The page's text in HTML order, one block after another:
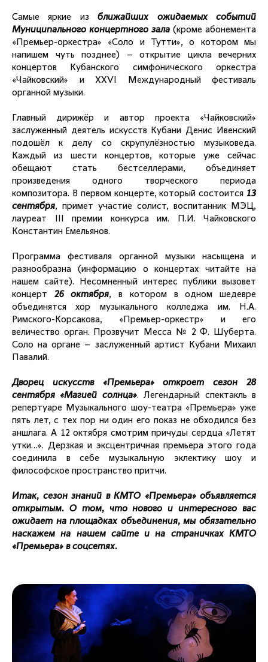
Самые яркие изближайших ожидаемых событий
Муниципального концертного зала (кроме абонемента
«Премьер-оркестра» «Соло и Тутти», о котором мы
напишем чуть позднее) – открытие цикла вечерних
концертов Кубанского симфонического оркестра
«Чайковский» и XXVI Международный фестиваль
органной музыки.
Главный дирижёр и автор проекта «Чайковский»
заслуженный деятель искусств Кубани Денис Ивенский
подошёл к делу со скрупулёзностью музыковеда.
Каждый из шести концертов, которые уже сейчас
обещают стать бестселлерами, объединяет
произведения одного творческого периода
композитора. В первом концерте, который состоится 13
сентября, примет участие солист, воспитанник МЭЦ,
лауреат III премии конкурса им. П.И. Чайковского
Константин Емельянов.
Программа фестиваля органной музыки насыщена и
разнообразна (информацию о концертах читайте на
нашем сайте). Несомненный интерес публики вызовет
концерт 26 октября, в котором в одном шедевре
объединятся хор музыкального колледжа им. Н.А.
Римского-Корсакова, «Премьер-оркестр» и его
величество орган. Прозвучит Месса № 2 Ф. Шуберта.
Соло на органе – заслуженный артист Кубани Михаил
Павалий.
Дворец искусств «Премьера» откроет сезон 28
сентября «Магией солнца». Легендарный спектакль в
репертуаре Музыкального шоу-театра «Премьера» уже
пять лет, с тех пор ни один его показ не обходился без
аншлага. А 12 октября смотрим причуды сердца «Летят
утки…». Дерзкая и эксцентричная премьера этого года
соединила в себе музыкальную эклектику шоу и
философское пространство притчи.
Итак, сезон знаний в КМТО «Премьера» объявляется
открытым. О том, что нового и интересного вас
ожидает на площадках объединения, мы обязательно
наскажем на нашем сайте и на страничках КМТО
«Премьера» в соцсетях.